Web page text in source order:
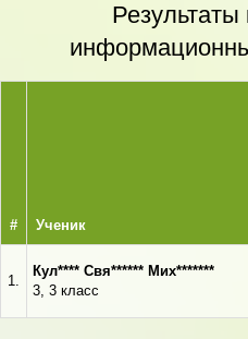
Результаты
# Ученик
1.
Кул**** Свя****** Мих*******
3, 3 класс